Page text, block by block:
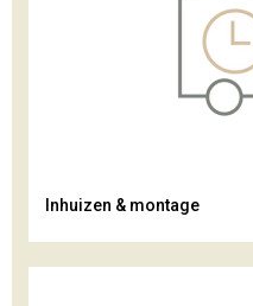
Inhuizen & montage